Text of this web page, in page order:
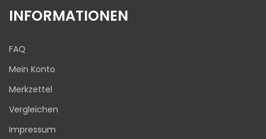
INFORMATIONEN
FAQ
Mein Konto
Merkzettel
Vergleichen
Impressum